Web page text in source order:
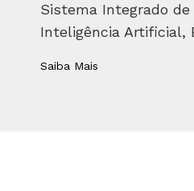
Sistema Integrado
Inteligência Artificial,
Saiba Mais